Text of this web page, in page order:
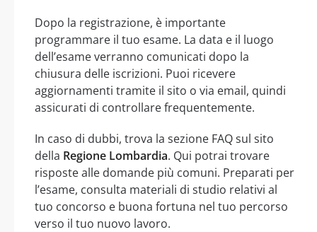
Dopo la registrazione, è importante
programmare il tuo esame. La data e il luogo
dell’esame verranno comunicati dopo la
chiusura delle iscrizioni. Puoi ricevere
aggiornamenti tramite il sito o via email, quindi
assicurati di controllare frequentemente.
In caso di dubbi, trova la sezione FAQ sul sito
della Regione Lombardia. Qui potrai trovare
risposte alle domande più comuni. Preparati per
l’esame, consulta materiali di studio relativi al
tuo concorso e buona fortuna nel tuo percorso
verso il tuo nuovo lavoro.